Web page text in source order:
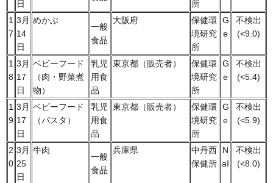
日
所
1
7
3月
14
日
めかぶ
一般
食品
大阪府
保健環
境研究
所
G
e
不検出
(<9.0)
1
8
3月
17
日
ベビーフード
（肉・野菜煮
物）
乳児
用食
品
東京都（販売者）
保健環
境研究
所
G
e
不検出
(<5.4)
1
9
3月
17
日
ベビーフード
（パスタ）
乳児
用食
品
東京都（販売者）
保健環
境研究
所
G
e
不検出
(<5.9)
2
0
3月
25
日
牛肉
一般
食品
兵庫県
中丹西
保健所
N
aI
不検出
(<8.0)